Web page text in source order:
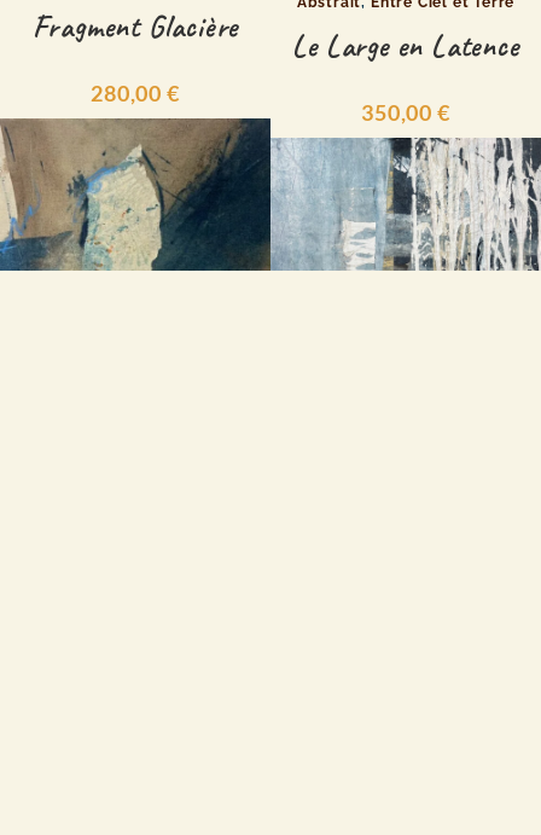
Fragment Glacière
280,00 €
Le Large en Latence
350,00 €